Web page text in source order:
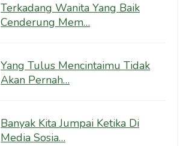
Terkadang Wanita Yang Baik
Cenderung Mem…
Yang Tulus Mencintaimu Tidak
Akan Pernah…
Banyak Kita Jumpai Ketika Di
Media Sosia…